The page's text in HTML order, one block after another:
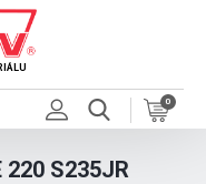
0
220 S235JR